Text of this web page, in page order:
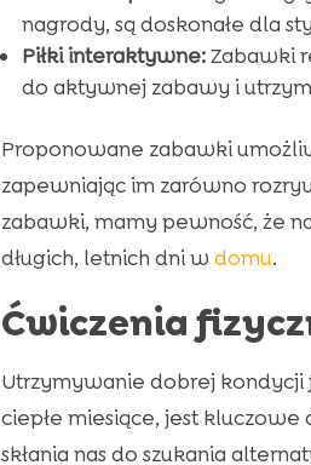
nagrody, są doskonałe dla
Piłki interaktywne:Zabawki
do aktywnej zabawy i
Proponowane zabawki
zapewniając im zarówno
zabawki, mamy pewność, że
długich, letnich dni w domu.
Ćwiczenia
Utrzymywanie dobrej kondycji
ciepłe miesiące, jest
skłania nas do szukania